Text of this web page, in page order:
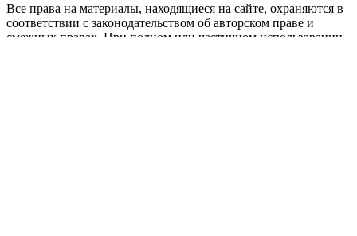
Все права на материалы, находящиеся на сайте, охраняются в
соответствии с законодательством об авторском праве и
смежных правах. При полном или частичном использовании